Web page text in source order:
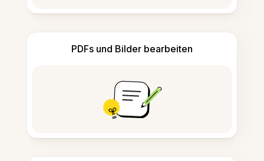
PDFs und Bilder bearbeiten